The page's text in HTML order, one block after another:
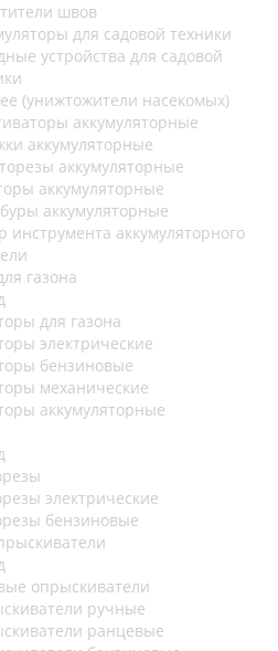
швов
для садовой техники
устройства для садовой
(унижтожители насекомых)
аккумуляторные
аккумуляторные
аккумуляторные
аккумуляторные
аккумуляторные
инструмента аккумуляторного
газона
для газона
электрические
бензиновые
механические
аккумуляторные
электрические
бензиновые
опрыскиватели
ручные
ранцевые